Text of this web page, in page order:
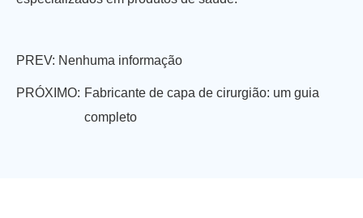
PREV: Nenhuma informação
PRÓXIMO: Fabricante de capa de cirurgião: um guia
completo